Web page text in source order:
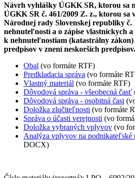
Návrh vyhlášky ÚGKK SR, ktorou sa
ÚGKK SR č. 461/2009 Z. z., ktorou sa
Národnej rady Slovenskej republiky č.
nehnuteľností a o zápise vlastníckych
k nehnuteľnostiam (katastrálny zákon)
predpisov v znení neskorších predpisov.
Obal (vo formáte RTF)
Predkladacia správa (vo formáte
Vlastný materiál (vo formáte RTF)
Dôvodová správa - všeobecná časť
Dôvodová správa - osobitná čast
Doložka zlučiteľnosti (vo formáte
Správa o účasti verejnosti (vo
Doložka vybraných vplyvov (vo
Analýza vplyvov na podnikateľské
DOCX)